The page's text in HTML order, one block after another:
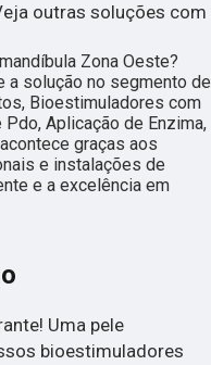
outras soluções com
Zona Oeste?
a solução no segmento de
Bioestimuladores com
Aplicação de Enzima,
graças aos
e instalações de
e a excelência em
Uma pele
bioestimuladores